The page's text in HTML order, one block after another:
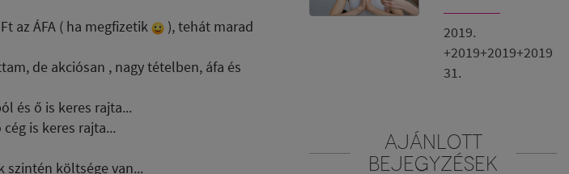
az ÁFA ( ha megfizetik
), tehát marad
de akciósan , nagy tételben, áfa és
és ő is keres rajta...
is keres rajta...
szintén költsége van...
2019.
+2019+2019+2019
31.
AJÁNLOTT
BEJEGYZÉSEK